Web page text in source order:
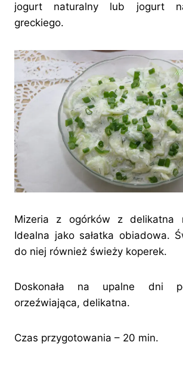
jogurt naturalny lub jogurt
greckiego.
Mizeria z ogórków z delikatna
Idealna jako sałatka obiadowa.
do niej również świeży koperek.
Doskonała na upalne dni
orzeźwiająca, delikatna.
Czas przygotowania – 20 min.